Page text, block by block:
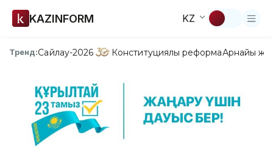
KAZINFORM KZ
Тренд:Сайлау-2026 Конституциялық реформаАрнайы